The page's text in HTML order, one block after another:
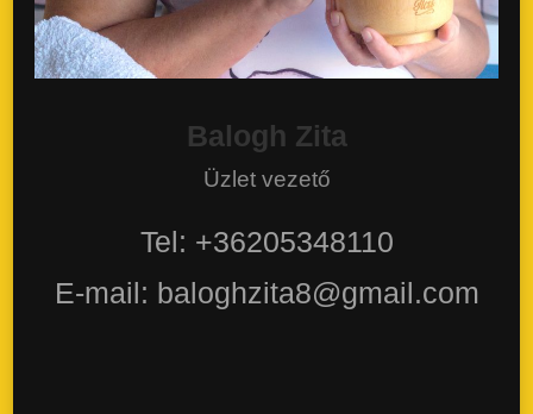
Balogh Zita
Üzlet vezető
Tel: +36205348110
E-mail: baloghzita8@gmail.com